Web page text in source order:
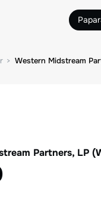
Western Midstream
Partners, LP (